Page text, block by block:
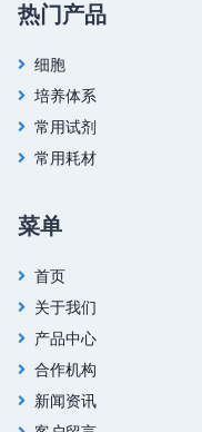
热门产品
细胞
培养体系
常用试剂
常用耗材
菜单
首页
关于我们
产品中心
合作机构
新闻资讯